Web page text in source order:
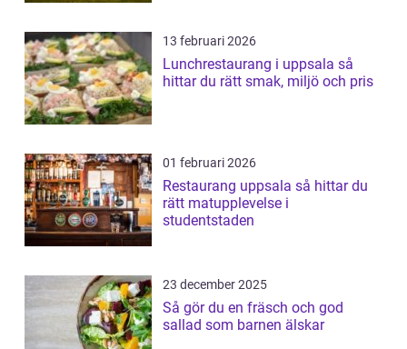
13 februari 2026
Lunchrestaurang i uppsala så
hittar du rätt smak, miljö och pris
01 februari 2026
Restaurang uppsala så hittar du
rätt matupplevelse i
studentstaden
23 december 2025
Så gör du en fräsch och god
sallad som barnen älskar